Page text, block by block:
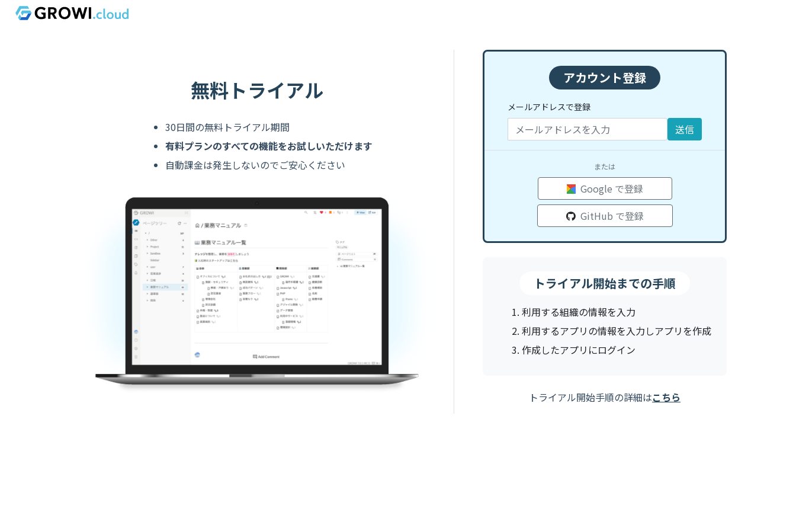
Skip to content
無料トライアル
30日間の無料トライアル期間
有料プランのすべての機能をお試しいただけます
自動課金は発生しないのでご安心ください
アカウント登録
メールアドレスで登録
送信
または
Google で登録
GitHub で登録
トライアル開始までの手順
利用する組織の情報を入力
利用するアプリの情報を入力しアプリを作成
作成したアプリにログイン
トライアル開始手順の詳細はこちら